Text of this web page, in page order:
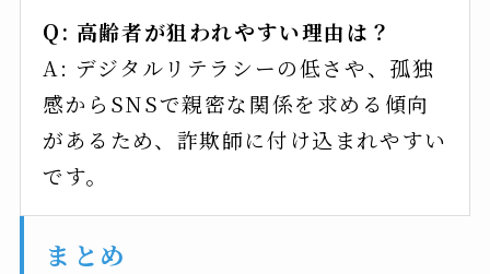
Q: 高齢者が狙われやすい理由は？
A: デジタルリテラシーの低さや、孤独
感からSNSで親密な関係を求める傾向
があるため、詐欺師に付け込まれやすい
です。
まとめ